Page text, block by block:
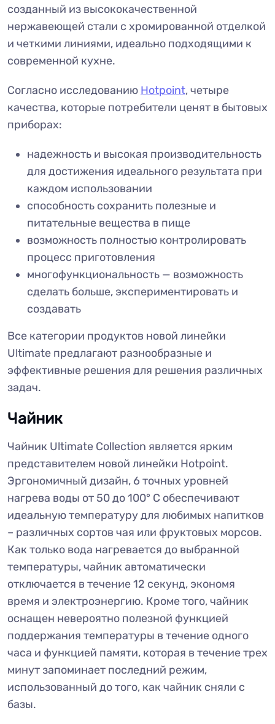
созданный из высококачественной
нержавеющей стали с хромированной отделкой
и четкими линиями, идеально подходящими к
современной кухне.
Согласно исследованию Hotpoint, четыре
качества, которые потребители ценят в бытовых
приборах:
надежность и высокая производительность
для достижения идеального результата при
каждом использовании
способность сохранить полезные и
питательные вещества в пище
возможность полностью контролировать
процесс приготовления
многофункциональность — возможность
сделать больше, экспериментировать и
создавать
Все категории продуктов новой линейки
Ultimate предлагают разнообразные и
эффективные решения для решения различных
задач.
Чайник
Чайник Ultimate Collection является ярким
представителем новой линейки Hotpoint.
Эргономичный дизайн, 6 точных уровней
нагрева воды от 50 до 100° С обеспечивают
идеальную температуру для любимых напитков
– различных сортов чая или фруктовых морсов.
Как только вода нагревается до выбранной
температуры, чайник автоматически
отключается в течение 12 секунд, экономя
время и электроэнергию. Кроме того, чайник
оснащен невероятно полезной функцией
поддержания температуры в течение одного
часа и функцией памяти, которая в течение трех
минут запоминает последний режим,
использованный до того, как чайник сняли с
базы.